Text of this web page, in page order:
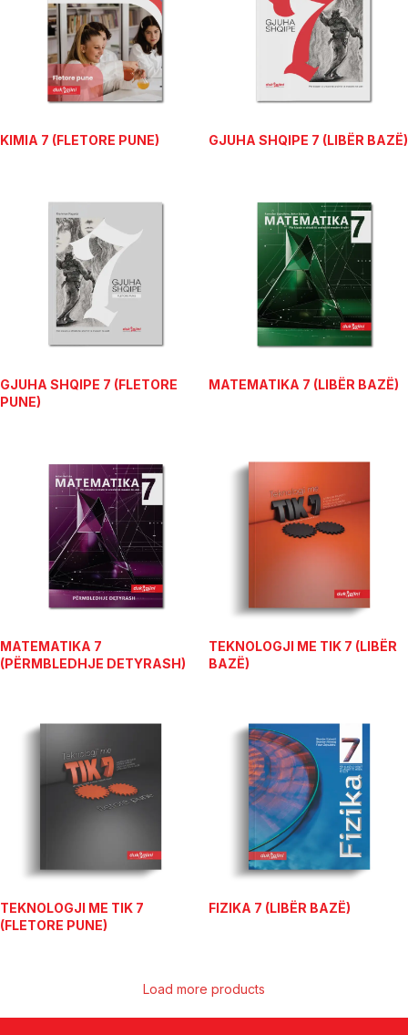
KIMIA 7 (FLETORE PUNE) GJUHA SHQIPE 7 (LIBËR BAZË)
GJUHA SHQIPE 7 (FLETORE
PUNE)
MATEMATIKA 7 (LIBËR BAZË)
MATEMATIKA 7
(PËRMBLEDHJE DETYRASH)
TEKNOLOGJI ME TIK 7 (LIBËR
BAZË)
TEKNOLOGJI ME TIK 7
(FLETORE PUNE)
FIZIKA 7 (LIBËR BAZË)
Load more products